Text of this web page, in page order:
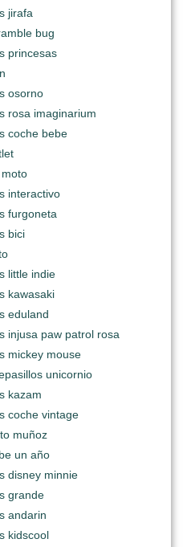
jirafa
bug
princesas
osorno
rosa imaginarium
coche bebe
interactivo
furgoneta
bici
little indie
kawasaki
eduland
injusa paw patrol rosa
mickey mouse
unicornio
kazam
coche vintage
muñoz
un año
disney minnie
grande
andarin
kidscool